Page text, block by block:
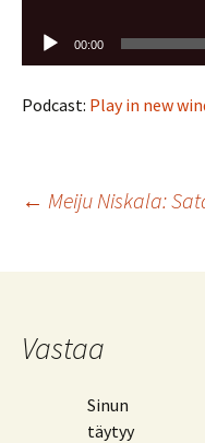
00:00
Podcast: Play in new
Artikkelien
← Meiju Niskala:
Vastaa
Sinun
täytyy